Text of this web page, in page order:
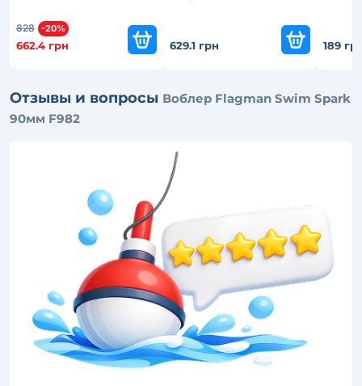
828 -20%
662.4 грн 629.1 грн 189
Отзывы и вопросы Воблер Flagman Swim Spark
90мм F982